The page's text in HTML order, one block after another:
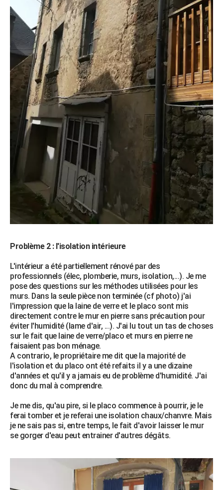
Problème 2 : l'isolation intérieure
L'intérieur a été partiellement rénové par des
professionnels (élec, plomberie, murs, isolation,...). Je me
pose des questions sur les méthodes utilisées pour les
murs. Dans la seule pièce non terminée (cf photo) j'ai
l'impression que la laine de verre et le placo sont mis
directement contre le mur en pierre sans précaution pour
éviter l'humidité (lame d'air, ...). J'ai lu tout un tas de choses
sur le fait que laine de verre/placo et murs en pierre ne
faisaient pas bon ménage.
A contrario, le propriétaire me dit que la majorité de
l'isolation et du placo ont été refaits il y a une dizaine
d'années et qu'il y a jamais eu de problème d'humidité. J'ai
donc du mal à comprendre.
Je me dis, qu'au pire, si le placo commence à pourrir, je le
ferai tomber et je referai une isolation chaux/chanvre. Mais
je ne sais pas si, entre temps, le fait d'avoir laisser le mur
se gorger d'eau peut entrainer d'autres dégâts.